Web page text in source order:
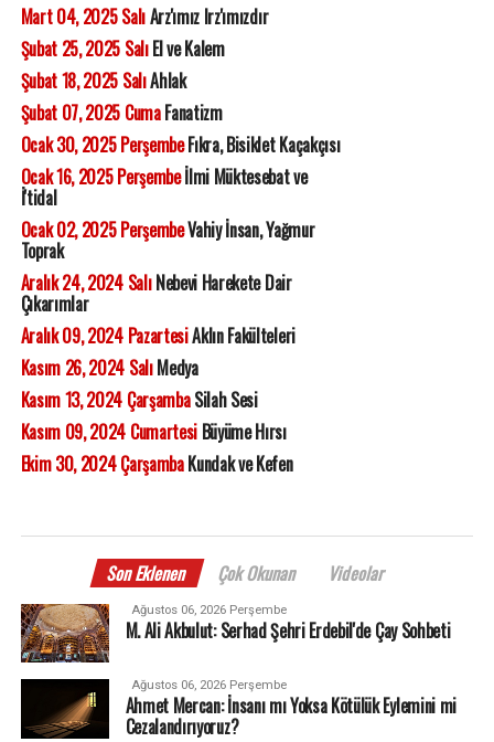
Mart 04, 2025 SalıArz'ımız Irz'ımızdır
Şubat 25, 2025 SalıEl ve Kalem
Şubat 18, 2025 SalıAhlak
Şubat 07, 2025 CumaFanatizm
Ocak 30, 2025 PerşembeFıkra, Bisiklet Kaçakçısı
Ocak 16, 2025 Perşembeİlmi Müktesebat ve
İ'tidal
Ocak 02, 2025 PerşembeVahiy İnsan, Yağmur
Toprak
Aralık 24, 2024 SalıNebevi Harekete Dair
Çıkarımlar
Aralık 09, 2024 PazartesiAklın Fakülteleri
Kasım 26, 2024 SalıMedya
Kasım 13, 2024 ÇarşambaSilah Sesi
Kasım 09, 2024 CumartesiBüyüme Hırsı
Ekim 30, 2024 ÇarşambaKundak ve Kefen
Son Eklenen Çok Okunan Videolar
Ağustos 06, 2026 Perşembe
M. Ali Akbulut: Serhad Şehri Erdebil'de Çay Sohbeti
Ağustos 06, 2026 Perşembe
Ahmet Mercan: İnsanı mı Yoksa Kötülük Eylemini mi
Cezalandırıyoruz?